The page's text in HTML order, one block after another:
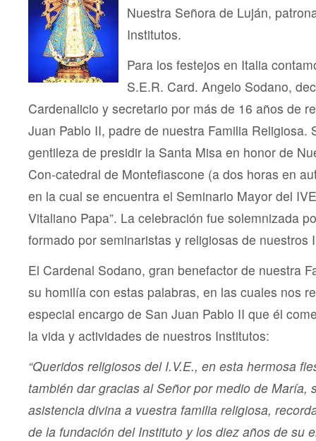
Nuestra Señora de Luján,
Institutos.
Para los festejos en Italia
S.E.R. Card. Angelo Sodano,
Cardenalicio y secretario por más de 16 años de
Juan Pablo II, padre de nuestra Familia Religiosa.
gentileza de presidir la Santa Misa en honor de
Con-catedral de Montefiascone (a dos horas en
en la cual se encuentra el Seminario Mayor del
Vitaliano Papa”. La celebración fue solemnizada
formado por seminaristas y religiosas de nuestros
El Cardenal Sodano, gran benefactor de nuestra
su homilía con estas palabras, en las cuales nos
especial encargo de San Juan Pablo II que él
la vida y actividades de nuestros Institutos:
“Queridos religiosos del I.V.E., en esta hermosa
también dar gracias al Señor por medio de María,
asistencia divina a vuestra familia religiosa,
de la fundación del Instituto y los diez años de su